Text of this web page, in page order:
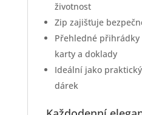
životnost
Zip zajišťuje
Přehledné přihrádky
karty a doklady
Ideální jako
dárek